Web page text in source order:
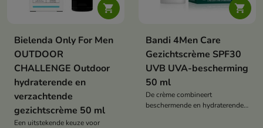

Bielenda Only For Men
OUTDOOR
CHALLENGE Outdoor
hydraterende en
verzachtende
gezichtscrème 50 ml
Een uitstekende keuze voor

Bandi 4Men Care
Gezichtscrème SPF30
UVB UVA-bescherming
50 ml
De crème combineert
beschermende en hydraterende